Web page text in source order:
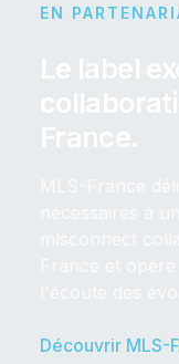
EN
Découvrir MLS-